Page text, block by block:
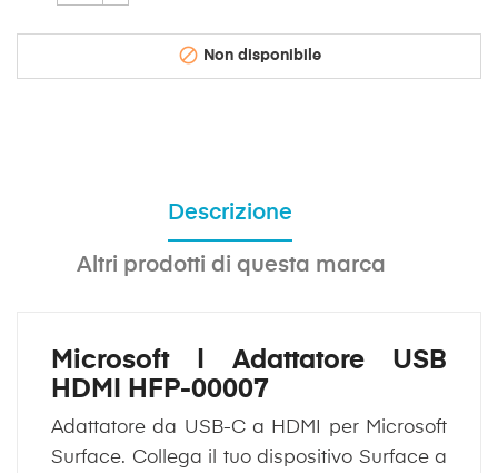
 Non disponibile
Descrizione
Altri prodotti di questa marca
Microsoft | Adattatore USB
HDMI HFP-00007
Adattatore da USB-C a HDMI per Microsoft
Surface. Collega il tuo dispositivo Surface a